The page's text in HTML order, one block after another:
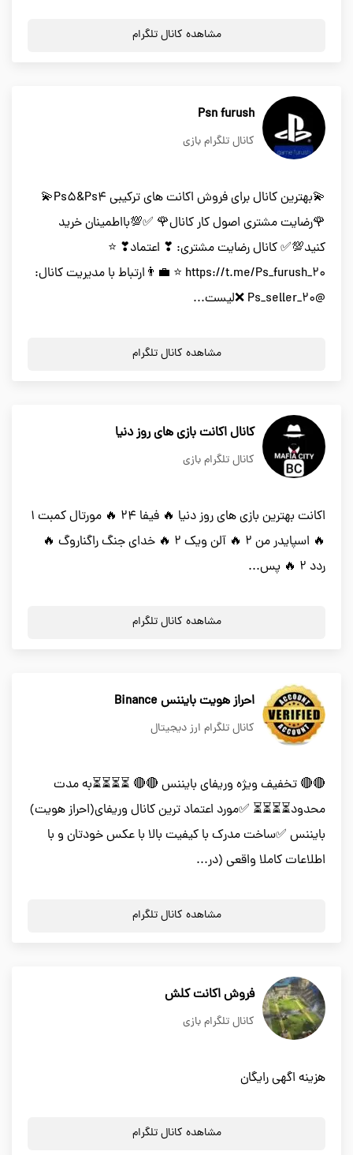
مشاهده کانال تلگرام
Psn furush
کانال تلگرام بازی
💫بهترین کانال برای فروش اکانت های ترکیبی Ps5&Ps4💫
🌹رضایت مشتری اصول کار کانال🌹 ✅💯بااطمینان خرید
کنید💯✅ کانال رضایت مشتری: ❣ اعتماد❣ ⭐
https://t.me/Ps_furush_20 ⭐ 👨‍💼ارتباط با مدیریت کانال:
@Ps_seller_20 ❌لیست...
مشاهده کانال تلگرام
کانال اکانت بازی های روز دنیا
کانال تلگرام بازی
اکانت بهترین بازی های روز دنیا 🔥 فیفا 24 🔥 مورتال کمبت 1
🔥 اسپایدر من 2 🔥 آلن ویک 2 🔥 خدای جنگ راگناروگ 🔥
ردد 2 🔥 پس...
مشاهده کانال تلگرام
احراز هویت بایننس Binance
کانال تلگرام ارز دیجیتال
🔴🔴 تخفيف ویژه وریفای بایننس 🔴🔴 ⏳⏳⏳⏳به مدت
محدود⏳⏳⏳⏳ ✅مورد اعتماد ترین کانال وریفای(احراز هویت)
بایننس ✅ساخت مدرک با کیفیت بالا با عکس خودتان و با
اطلاعات کاملا واقعی (در...
مشاهده کانال تلگرام
فروش اکانت کلش
کانال تلگرام بازی
هزینه اگهی رایگان
مشاهده کانال تلگرام